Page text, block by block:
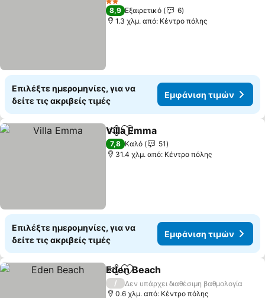
2 Αστέρια
8,9 Εξαιρετικό
6
1.3 χλμ. από: Κέντρο πόλης
Επιλέξτε ημερομηνίες, για να
δείτε τις ακριβείς τιμές
Εμφάνιση τιμών
Κοινοποίηση
Προσθήκη στα αγαπημένα
Villa Emma
7,8 Καλό
51
31.4 χλμ. από: Κέντρο πόλης
Επιλέξτε ημερομηνίες, για να
δείτε τις ακριβείς τιμές
Εμφάνιση τιμών
Κοινοποίηση
Προσθήκη στα αγαπημένα
Eden Beach
/
Δεν υπάρχει διαθέσιμη βαθμολογία
0.6 χλμ. από: Κέντρο πόλης